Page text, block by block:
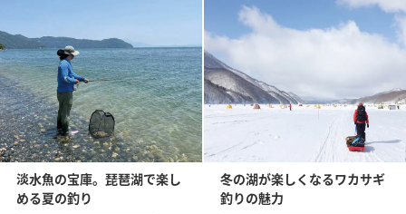
淡水魚の宝庫。琵琶湖で楽し
める夏の釣り
冬の湖が楽しくなるワカサギ
釣りの魅力